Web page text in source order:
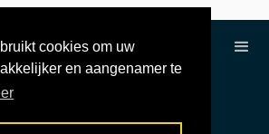
cookies om uw
en aangenamer te